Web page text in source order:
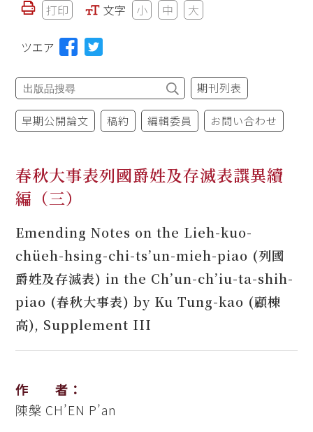
打印 文字 小 中 大
ツエア
期刊列表
早期公開論文 稿約 編輯委員 お問い合わせ
春秋大事表列國爵姓及存滅表譔異續
編（三）
Emending Notes on the Lieh-kuo-
chüeh-hsing-chi-ts’un-mieh-piao (列國
爵姓及存滅表) in the Ch’un-ch’iu-ta-shih-
piao (春秋大事表) by Ku Tung-kao (顧棟
高), Supplement III
作 者：
陳槃 CH’EN P’an